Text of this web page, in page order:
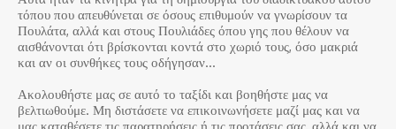
τόπου που απευθύνεται σε όσους επιθυμούν να γνωρίσουν τα
Πουλάτα, αλλά και στους Πουλιάδες όπου γης που θέλουν να
αισθάνονται ότι βρίσκονται κοντά στο χωριό τους, όσο μακριά
και αν οι συνθήκες τους οδήγησαν…
Ακολουθήστε μας σε αυτό το ταξίδι και βοηθήστε μας να
βελτιωθούμε. Μη διστάσετε να επικοινωνήσετε μαζί μας και να